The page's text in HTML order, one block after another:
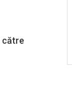
către